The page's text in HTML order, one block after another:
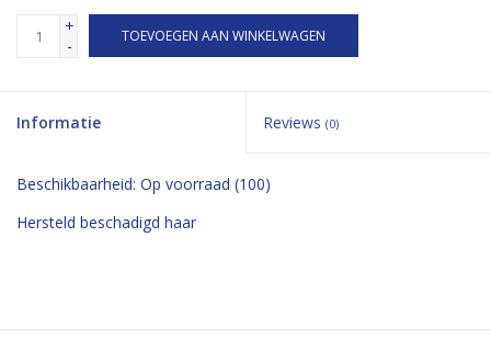
+
-
TOEVOEGEN AAN WINKELWAGEN
Informatie Reviews (0)
Beschikbaarheid: Op voorraad (100)
Hersteld beschadigd haar